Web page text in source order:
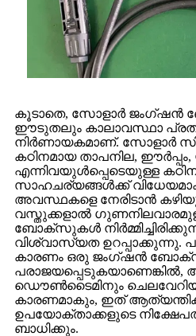
കൂടാതെ, സോളാർ
ഈടുതലും കാലാവസ്ഥാ
നിർണായകമാണ്. സോളാർ
കഠിനമായ താപനില, ഈർപ്പം,
എന്നിവയുൾപ്പെടെയുള്ള
സാഹചര്യങ്ങൾക്ക്
അവസ്ഥകളെ നേരിടാൻ
വസ്തുക്കളാൽ
ബോക്സുകൾ
വിശ്വാസ്യത ഉറപ്പാക്കുന്നു.
കാരണം ഒരു ജംഗ്ഷൻ
പരാജയപ്പെടുകയാണെങ്കിൽ,
ഡൌൺടൈമിനും ചെലവേറിയ
കാരണമാകും, ഇത്
ഉപയോക്താക്കളുടെ
ബാധിക്കും.